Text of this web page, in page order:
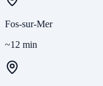
Fos-sur-Mer
~12 min